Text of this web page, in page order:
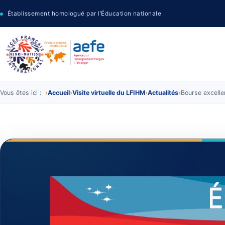
Établissement homologué par l’Éducation nationale
Vous êtes ici : Accueil Visite virtuelle du LFIHM Actualités Bourse